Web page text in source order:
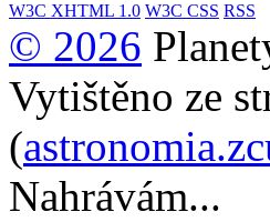
W3C XHTML 1.0 W3C CSS RSS
© 2026
Vytištěno ze
(
Nahrávám...